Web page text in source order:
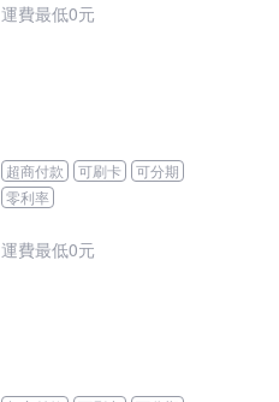
運費最低0元
超商付款 可刷卡
可分期
零利率
運費最低0元